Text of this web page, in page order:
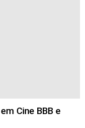
Cine BBB e